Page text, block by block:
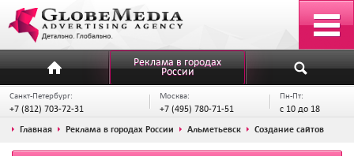
Реклама в городах
России
Санкт-Петербург:
+7 (812) 703-72-31
Москва:
+7 (495) 780-71-51
Пн-Пт:
с 10 до 18
Главная Реклама в городах России Альметьевск Создание сайтов